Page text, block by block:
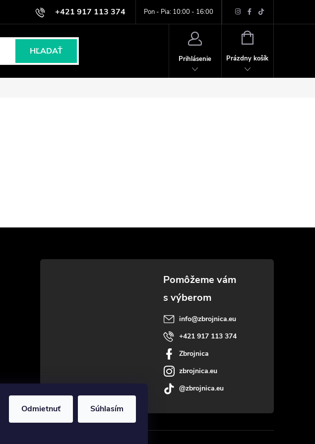
Odmietnuť Súhlasím
+421 917 113 374 Pon - Pia: 10:00 - 16:00
Podmienky ochrany osobných údajov
HĽADAŤ
Prihlásenie
NÁKUPNÝ
Prázdny košík
info@zbrojnica.eu
+421 917 113 374
Zbrojnica
zbrojnica.eu
@zbrojnica.eu